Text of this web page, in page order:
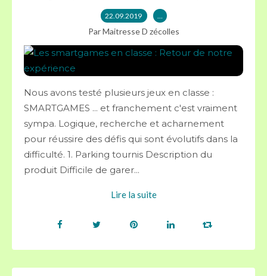
22.09.2019 …
Par Maitresse D zécolles
Nous avons testé plusieurs jeux en classe :
SMARTGAMES ... et franchement c'est vraiment
sympa. Logique, recherche et acharnement
pour réussire des défis qui sont évolutifs dans la
difficulté. 1. Parking tournis Description du
produit Difficile de garer...
Lire la suite